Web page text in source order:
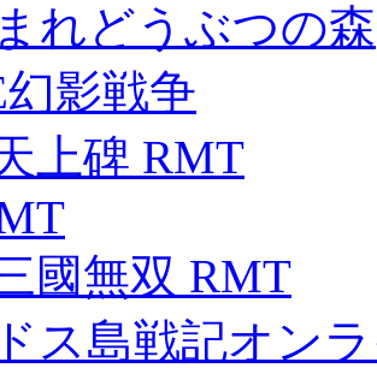
れどうぶつの森
幻影戦争
上碑 RMT
國無双 RMT
ス島戦記オン